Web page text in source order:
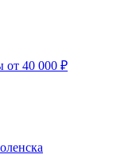
от 40 000 ₽